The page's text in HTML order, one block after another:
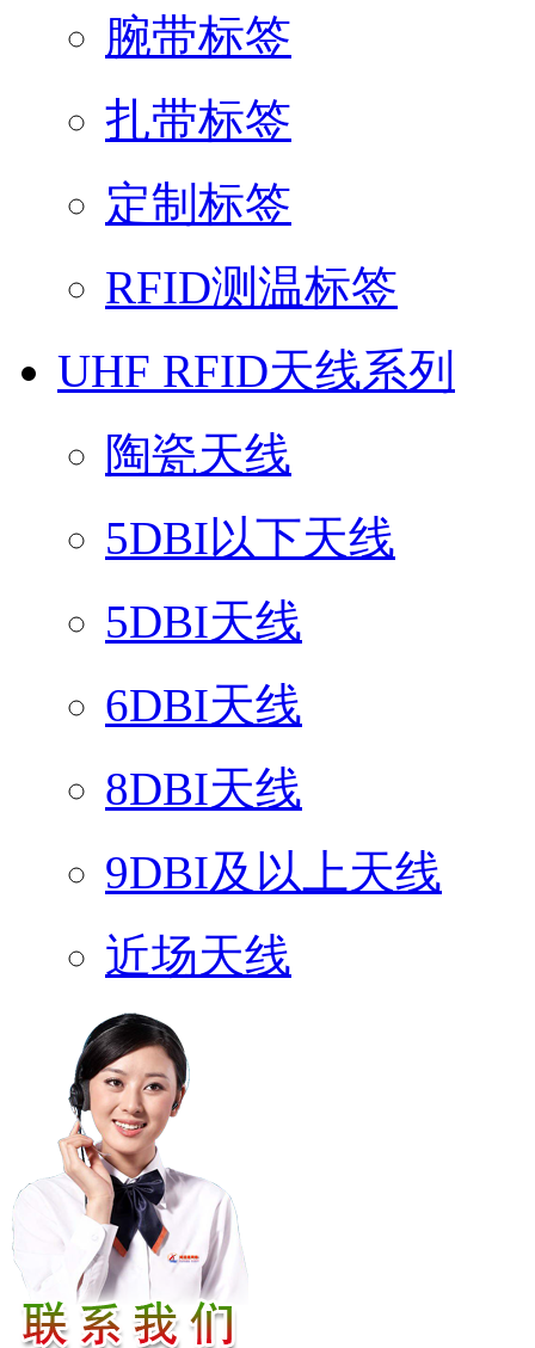
腕带标签
扎带标签
定制标签
RFID测温标签
UHF RFID天线系列
陶瓷天线
5DBI以下天线
5DBI天线
6DBI天线
8DBI天线
9DBI及以上天线
近场天线